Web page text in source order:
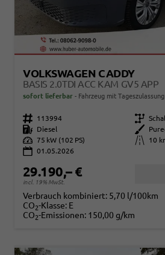
VOLKSWAGEN CADDY
BASIS 2.0TDI ACC KAM GV5 APP
sofort lieferbar Fahrzeug mit Tageszulassung
Fahrzeugnr. 113994 Getriebe
Kraftstoff
Diesel Außenfarbe
Leistung 75 kW (102 PS) Kilometerstand
10
01.05.2026
29.190,– €
incl. 19% MwSt.
Verbrauch kombiniert: 5,70 l/100km
CO2-Klasse: E
CO2-Emissionen: 150,00 g/km